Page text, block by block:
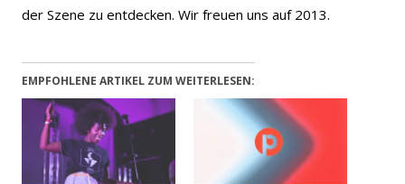
der Szene zu entdecken. Wir freuen uns auf 2013.
EMPFOHLENE ARTIKEL ZUM WEITERLESEN: